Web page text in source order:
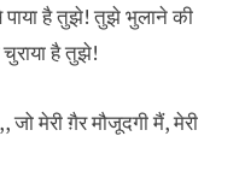
है तुझे! तुझे भुलाने की
है तुझे!
जो मेरी ग़ैर मौजूदगी मैं, मेरी